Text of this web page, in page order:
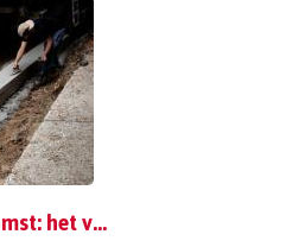
Werken aan een toekomst: het verhaal van Farhan